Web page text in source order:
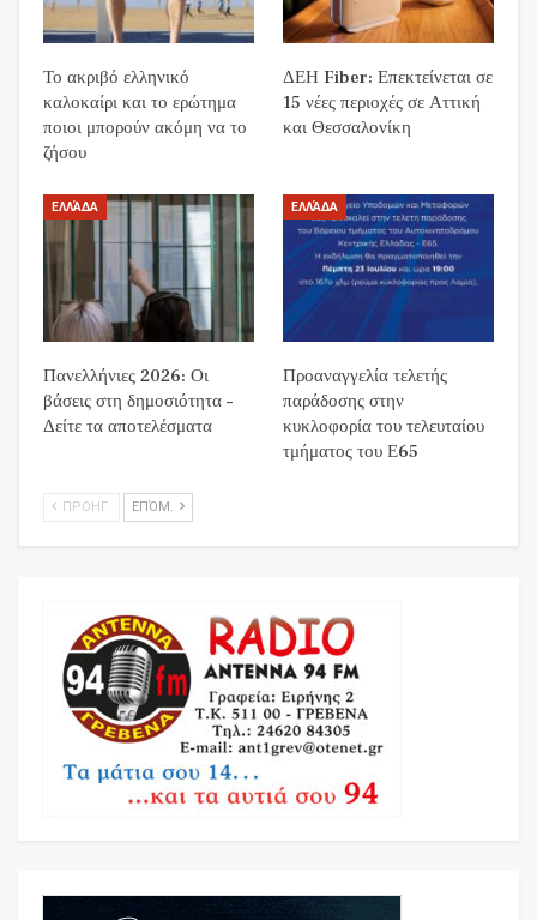
Το ακριβό ελληνικό
καλοκαίρι και το ερώτημα
ποιοι μπορούν ακόμη να το
ζήσου
ΔΕΗ Fiber: Επεκτείνεται σε
15 νέες περιοχές σε Αττική
και Θεσσαλονίκη
ΕΛΛΆΔΑ
Πανελλήνιες 2026: Οι
βάσεις στη δημοσιότητα –
Δείτε τα αποτελέσματα
ΕΛΛΆΔΑ
Προαναγγελία τελετής
παράδοσης στην
κυκλοφορία του τελευταίου
τμήματος του Ε65
ΠΡΟΗΓ. ΕΠΌΜ.